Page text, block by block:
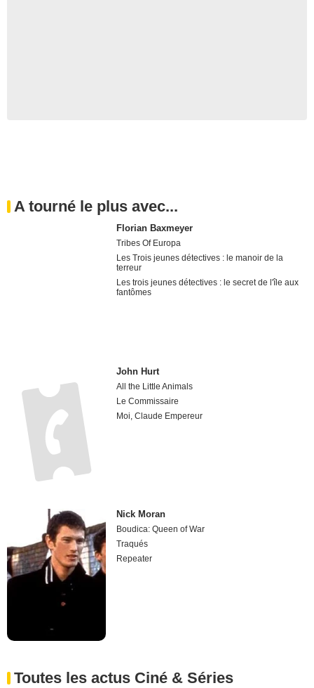
A tourné le plus avec...
Florian Baxmeyer
Tribes Of Europa
Les Trois jeunes détectives : le manoir de la
terreur
Les trois jeunes détectives : le secret de l'île aux
fantômes
John Hurt
All the Little Animals
Le Commissaire
Moi, Claude Empereur
Nick Moran
Boudica: Queen of War
Traqués
Repeater
Toutes les actus Ciné & Séries